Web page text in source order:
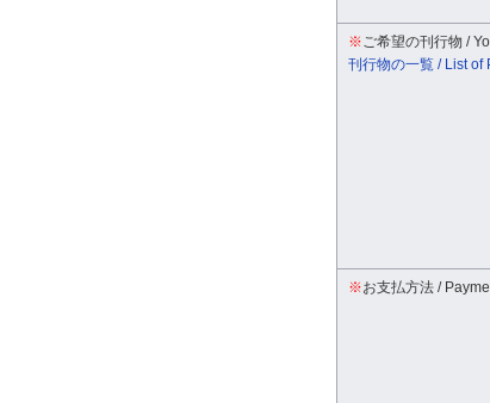
※ご希望の刊行物 /
刊行物の一覧 / List of
※お支払方法 /